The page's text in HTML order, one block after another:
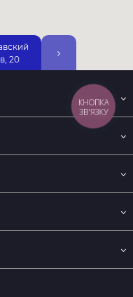
20
Набережная, 25А,
КНОПКА
ЗВ'ЯЗКУ